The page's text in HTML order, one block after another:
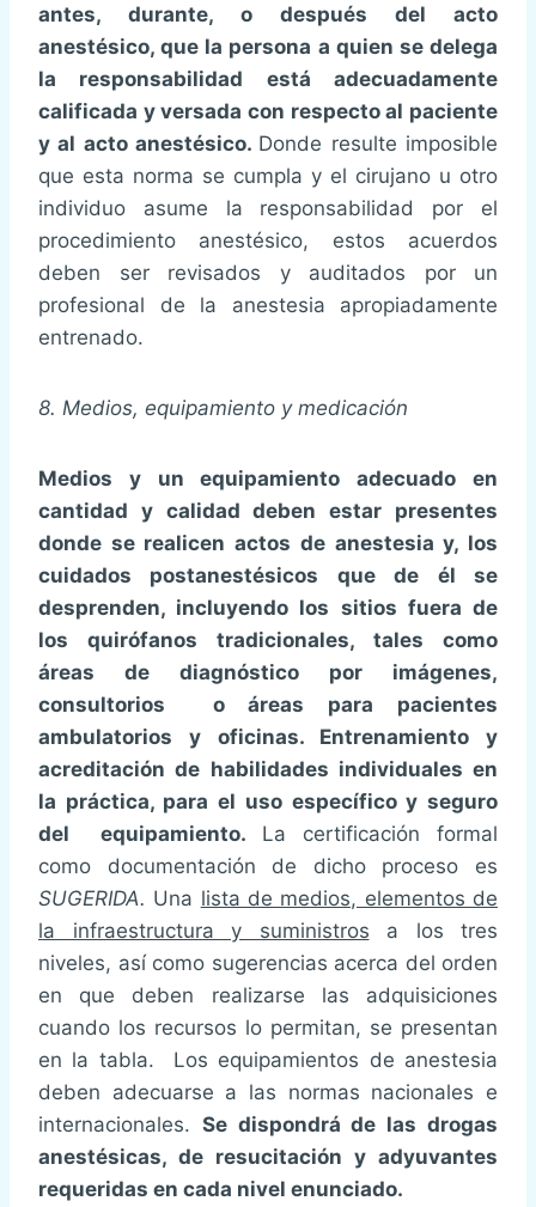
antes, durante, o después del acto
anestésico, que la persona a quien se delega
la responsabilidad está adecuadamente
calificada y versada con respecto al paciente
y al acto anestésico. Donde resulte imposible
que esta norma se cumpla y el cirujano u otro
individuo asume la responsabilidad por el
procedimiento anestésico, estos acuerdos
deben ser revisados y auditados por un
profesional de la anestesia apropiadamente
entrenado.
8. Medios, equipamiento y medicación
Medios y un equipamiento adecuado en
cantidad y calidad deben estar presentes
donde se realicen actos de anestesia y, los
cuidados postanestésicos que de él se
desprenden, incluyendo los sitios fuera de
los quirófanos tradicionales, tales como
áreas de diagnóstico por imágenes,
consultorios o áreas para pacientes
ambulatorios y oficinas. Entrenamiento y
acreditación de habilidades individuales en
la práctica, para el uso específico y seguro
del equipamiento. La certificación formal
como documentación de dicho proceso es
SUGERIDA. Una lista de medios, elementos de
la infraestructura y suministros a los tres
niveles, así como sugerencias acerca del orden
en que deben realizarse las adquisiciones
cuando los recursos lo permitan, se presentan
en la tabla. Los equipamientos de anestesia
deben adecuarse a las normas nacionales e
internacionales. Se dispondrá de las drogas
anestésicas, de resucitación y adyuvantes
requeridas en cada nivel enunciado.